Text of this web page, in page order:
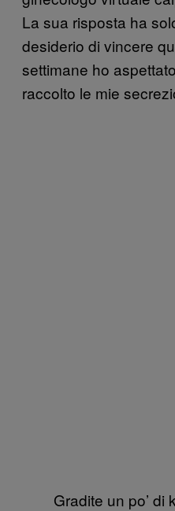
La sua risposta ha
desiderio di vincere
settimane ho
raccolto le mie
Gradite un po’ di